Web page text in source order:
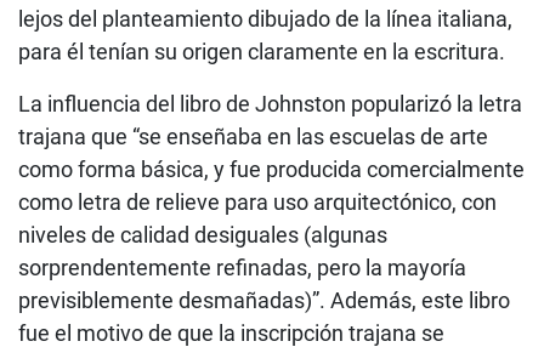
lejos del planteamiento dibujado de la línea italiana,
para él tenían su origen claramente en la escritura.
La influencia del libro de Johnston popularizó la letra
trajana que “se enseñaba en las escuelas de arte
como forma básica, y fue producida comercialmente
como letra de relieve para uso arquitectónico, con
niveles de calidad desiguales (algunas
sorprendentemente refinadas, pero la mayoría
previsiblemente desmañadas)”. Además, este libro
fue el motivo de que la inscripción trajana se